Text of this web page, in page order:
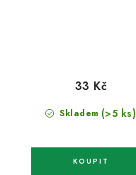
Skladem (>5 ks)
33 Kč